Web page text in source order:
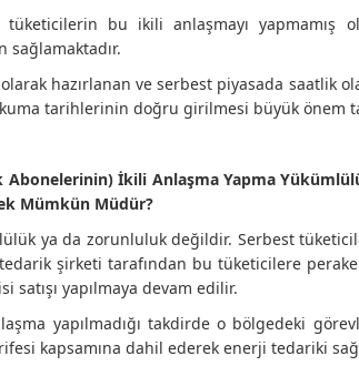
bu ikili anlaşmayı yapmamış
hazırlanan ve serbest piyasada saatlik
tarihlerinin doğru girilmesi büyük önem
Abonelerinin) İkili Anlaşma Yapma
Mümkün Müdür?
ya da zorunluluk değildir. Serbest
şirketi tarafından bu tüketicilere
yapılmaya devam edilir.
yapılmadığı takdirde o bölgedeki
kapsamına dahil ederek enerji tedariki